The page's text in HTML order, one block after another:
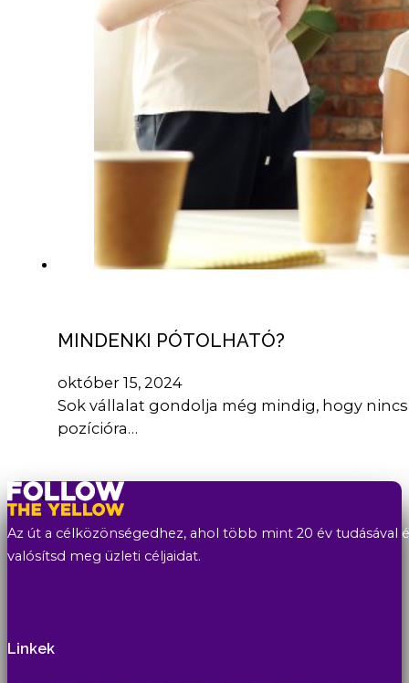
MINDENKI PÓTOLHATÓ?
október 15, 2024
Sok vállalat gondolja még mindig, hogy
pozícióra…
Az út a célközönségedhez, ahol több mint 20 év tudásával
valósítsd meg üzleti céljaidat.
Linkek